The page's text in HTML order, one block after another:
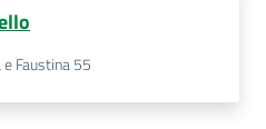
Faustina 55